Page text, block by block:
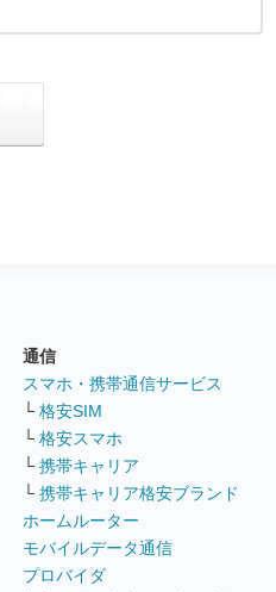
通信
スマホ・携帯通信サービス
└ 格安SIM
└ 格安スマホ
└ 携帯キャリア
└ 携帯キャリア格安ブランド
ホームルーター
モバイルデータ通信
プロバイダ